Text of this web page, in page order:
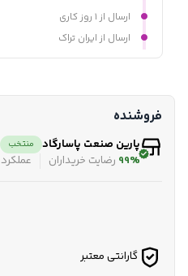
ارسال از ۱ روز کاری
ارسال از ایران تراک
فروشنده
پارین صنعت پاسارگاد منتخب
99% رضایت خریداران عملکرد
گارانتی معتبر